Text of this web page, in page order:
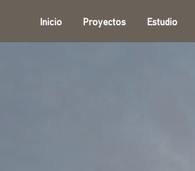
Inicio Proyectos Estudio